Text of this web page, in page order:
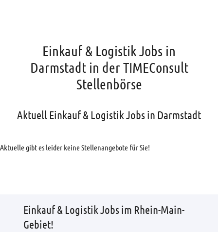
Einkauf & Logistik Jobs in
Darmstadt in der TIMEConsult
Stellenbörse
Einkauf & Logistik Jobs im Rhein-Main-
Gebiet!
Aktuell Einkauf & Logistik Jobs in Darmstadt
Aktuelle gibt es leider keine Stellenangebote für Sie!